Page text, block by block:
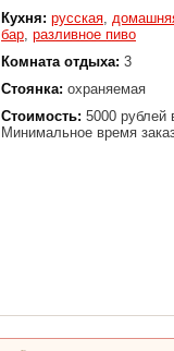
Кухня: русская,
бар, разливное пиво
Комната отдыха: 3
Стоянка: охраняемая
Стоимость: 5000 рублей
Минимальное время